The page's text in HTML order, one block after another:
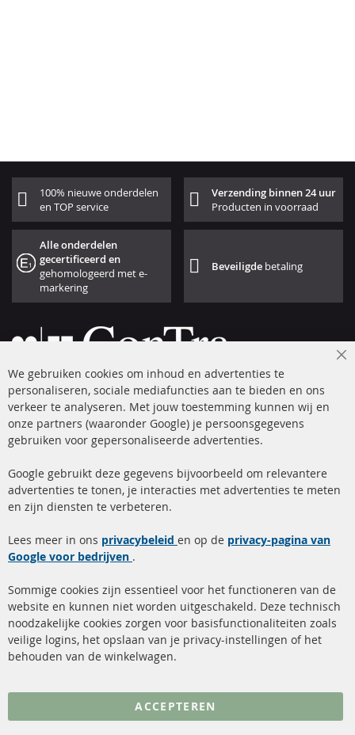
100% nieuwe onderdelen
en TOP service
Verzending binnen 24 uur
Producten in voorraad
Alle onderdelen
gecertificeerd en
gehomologeerd met e-
markering
Beveiligde betaling
+49 (0) 4533 799 00 0
ma-do: 09-17 u, vr Fr 09-16 u
info@contra-automotive.de
facebook
instagram
Snelle links
Roetfilter reiniging
Katalysator (KAT)
sensoren
FAQ
Kundenservice
Verzendingskosten
Contact
Annuleer contract
Gegevensbescherming
We gebruiken cookies om inhoud en advertenties te
personaliseren, sociale mediafuncties aan te bieden en ons
verkeer te analyseren. Met jouw toestemming kunnen wij en
onze partners (waaronder Google) je persoonsgegevens
gebruiken voor gepersonaliseerde advertenties.
Google gebruikt deze gegevens bijvoorbeeld om relevantere
advertenties te tonen, je interacties met advertenties te meten
en zijn diensten te verbeteren.
Lees meer in ons privacybeleid en op de privacy-pagina van
Google voor bedrijven .
Sommige cookies zijn essentieel voor het functioneren van de
website en kunnen niet worden uitgeschakeld. Deze technisch
noodzakelijke cookies zorgen voor basisfunctionaliteiten zoals
veilige logins, het opslaan van je privacy-instellingen of het
behouden van de winkelwagen.
ACCEPTEREN